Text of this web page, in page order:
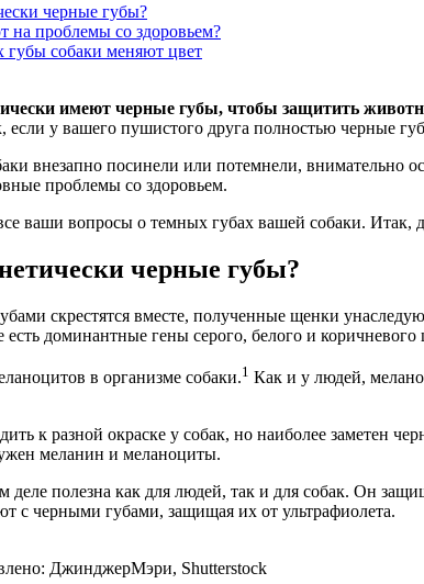
черные губы?
на проблемы со здоровьем?
губы собаки меняют цвет
имеют черные губы, чтобы защитить
у вашего пушистого друга полностью черные
внезапно посинели или потемнели, внимательно
проблемы со здоровьем.
ваши вопросы о темных губах вашей собаки. Итак,
черные губы?
скрестятся вместе, полученные щенки
доминантные гены серого, белого и коричневого
в организме собаки.1 Как и у людей,
к разной окраске у собак, но наиболее заметен
меланин и меланоциты.
деле полезна как для людей, так и для собак. Он
с черными губами, защищая их от ультрафиолета.
ДжинджерМэри, Shutterstock